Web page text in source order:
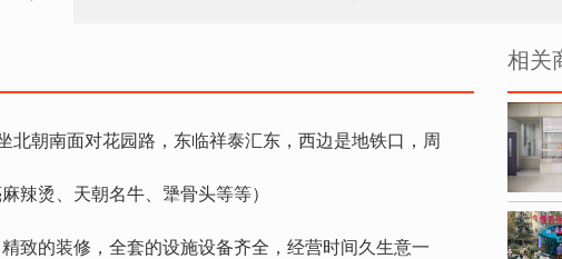
北朝南面对花园路，东临祥泰汇东，西边是地铁口，周
辣烫、天朝名牛、犟骨头等等）
致的装修，全套的设施设备齐全，经营时间久生意一
相关